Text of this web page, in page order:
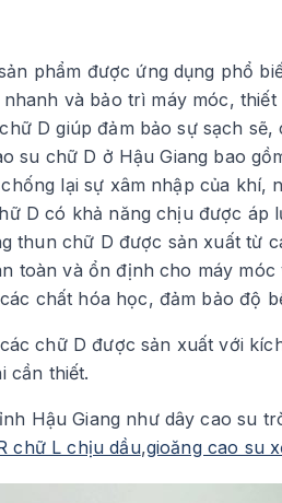
phẩm được ứng dụng phổ
và bảo trì máy móc,
D giúp đảm bảo sự sạch
su chữ D ở Hậu Giang bao
lại sự xâm nhập của
D có khả năng chịu được
thun chữ D được sản xuất từ
toàn và ổn định cho máy
chất hóa học, đảm bảo độ
chữ D được sản xuất với
cần thiết.
Hậu Giang như dây cao su
chữ L chịu dầu,gioăng cao su